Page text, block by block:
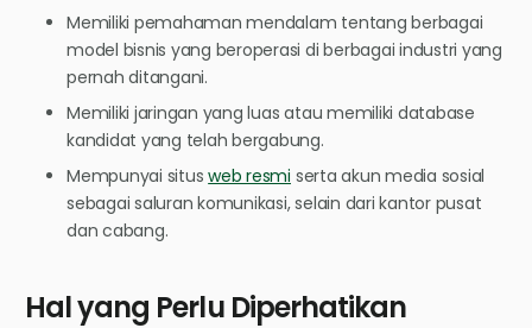
Memiliki pemahaman mendalam tentang berbagai
model bisnis yang beroperasi di berbagai industri yang
pernah ditangani.
Memiliki jaringan yang luas atau memiliki database
kandidat yang telah bergabung.
Mempunyai situsweb resmi serta akun media sosial
sebagai saluran komunikasi, selain dari kantor pusat
dan cabang.
Hal yang Perlu Diperhatikan